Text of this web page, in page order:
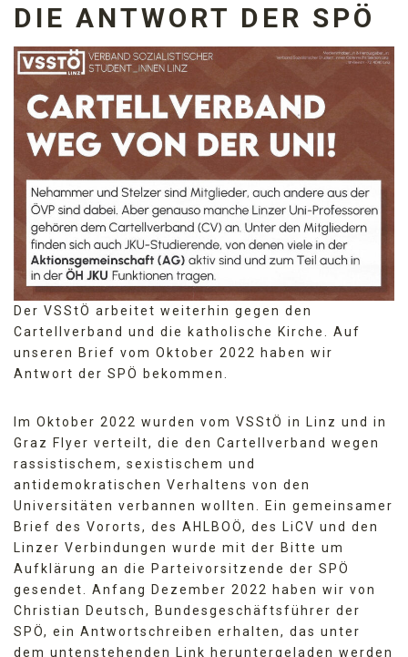
DIE ANTWORT DER SPÖ
Der VSStÖ arbeitet weiterhin gegen den
Cartellverband und die katholische Kirche. Auf
unseren Brief vom Oktober 2022 haben wir
Antwort der SPÖ bekommen.
Im Oktober 2022 wurden vom VSStÖ in Linz und in
Graz Flyer verteilt, die den Cartellverband wegen
rassistischem, sexistischem und
antidemokratischen Verhaltens von den
Universitäten verbannen wollten. Ein gemeinsamer
Brief des Vororts, des AHLBOÖ, des LiCV und den
Linzer Verbindungen wurde mit der Bitte um
Aufklärung an die Parteivorsitzende der SPÖ
gesendet. Anfang Dezember 2022 haben wir von
Christian Deutsch, Bundesgeschäftsführer der
SPÖ, ein Antwortschreiben erhalten, das unter
dem untenstehenden Link heruntergeladen werden